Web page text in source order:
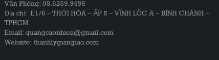
Văn Phòng: 08.6259.9495
Địa chỉ: E1/6 – THỚI HÒA – ẤP 5 – VĨNH LỘC A – BÌNH CHÁNH –
TPHCM.
Email: quangcaonhien@gmail.com
Website: thanhlygiangiao.com